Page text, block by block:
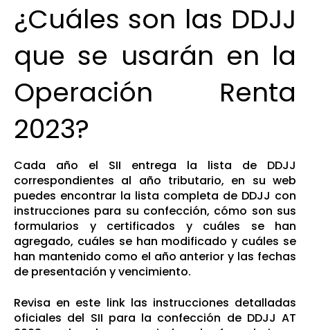
¿Cuáles son las DDJJ
que se usarán en la
Operación Renta
2023?
Cada año el SII entrega la lista de DDJJ
correspondientes al año tributario, en su web
puedes encontrar la lista completa de DDJJ con
instrucciones para su confección, cómo son sus
formularios y certificados y cuáles se han
agregado, cuáles se han modificado y cuáles se
han mantenido como el año anterior y las fechas
de presentación y vencimiento.
Revisa en este linklas instrucciones detalladas
oficiales del SII para la confección de DDJJ AT